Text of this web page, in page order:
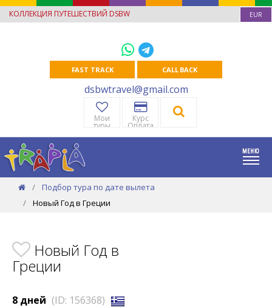
КОЛЛЕКЦИЯ ПУТЕШЕСТВИЙ DSBW EUR
FAST TRACK CALL BACK
dsbwtravel@gmail.com
Мои
туры
Курс
Оплата
Подбор тура по дате вылета
Новый Год в Греции
Новый Год в
Греции
8 дней (ID: 156368)